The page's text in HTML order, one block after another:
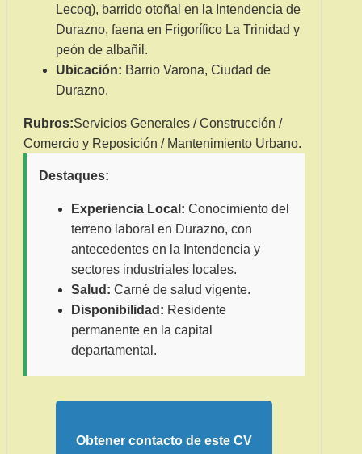
Lecoq), barrido otoñal en la Intendencia de
Durazno, faena en Frigorífico La Trinidad y
peón de albañil.
Ubicación: Barrio Varona, Ciudad de
Durazno.
Rubros:Servicios Generales / Construcción /
Comercio y Reposición / Mantenimiento Urbano.
Destaques:
Experiencia Local: Conocimiento del
terreno laboral en Durazno, con
antecedentes en la Intendencia y
sectores industriales locales.
Salud: Carné de salud vigente.
Disponibilidad: Residente
permanente en la capital
departamental.
Obtener contacto de este CV